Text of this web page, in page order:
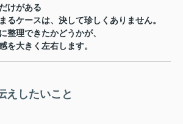
けがある
るケースは、決して珍しくありません。
整理できたかどうかが、
を大きく左右します。
えしたいこと